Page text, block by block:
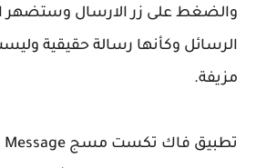
والضغط على زر الارسال وستضهر
الرسائل وكأنها رسالة حقيقية
مزيفة.